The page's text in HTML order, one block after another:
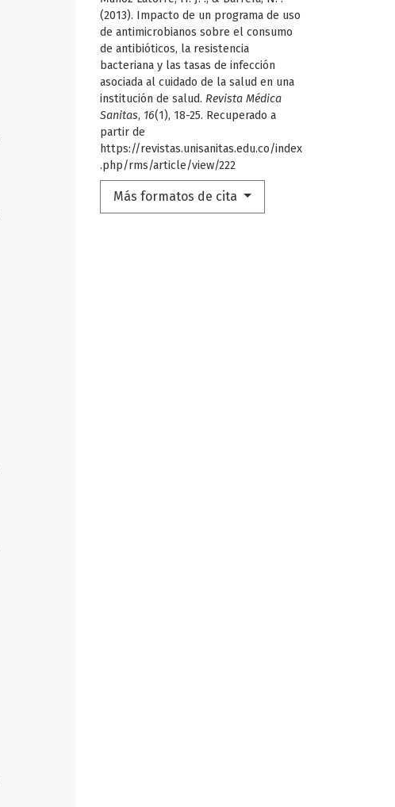
(2013). Impacto de un programa de uso
de antimicrobianos sobre el consumo
de antibióticos, la resistencia
bacteriana y las tasas de infección
asociada al cuidado de la salud en una
institución de salud. Revista Médica
Sanitas, 16(1), 18-25. Recuperado a
partir de
https://revistas.unisanitas.edu.co/index
.php/rms/article/view/222
Más formatos de cita